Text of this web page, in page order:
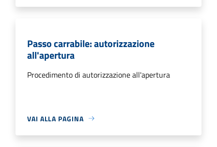
Passo carrabile: autorizzazione
all'apertura
Procedimento di autorizzazione all'apertura
VAI ALLA PAGINA